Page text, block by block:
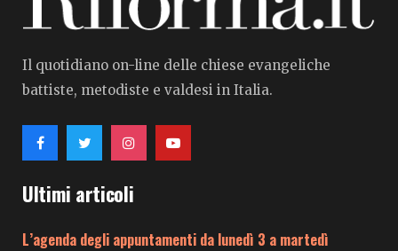
Il quotidiano on-line delle chiese evangeliche
battiste, metodiste e valdesi in Italia.
Ultimi articoli
L’agenda degli appuntamenti da lunedì 3 a martedì